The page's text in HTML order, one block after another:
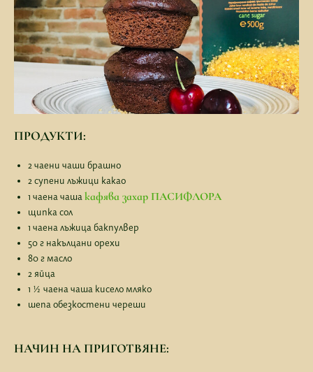
ПРОДУКТИ:
2 чаени чаши брашно
2 супени лъжици какао
1 чаена чашакафява захар ПАСИФЛОРА
щипка сол
1 чаена лъжица бакпулвер
50 г накълцани орехи
80 г масло
2 яйца
1 ½ чаена чаша кисело мляко
шепа обезкостени череши
НАЧИН НА ПРИГОТВЯНЕ: